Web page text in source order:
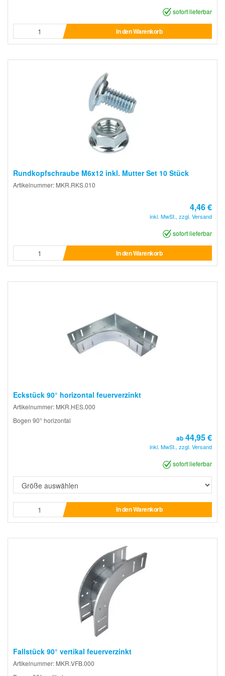
sofort lieferbar
In den Warenkorb
Rundkopfschraube M6x12 inkl. Mutter Set 10 Stück
Artikelnummer: MKR.RKS.010
4,46 €
inkl. MwSt., zzgl. Versand
sofort lieferbar
In den Warenkorb
Eckstück 90° horizontal feuerverzinkt
Artikelnummer: MKR.HES.000
Bogen 90° horizontal
ab 44,95 €
inkl. MwSt., zzgl. Versand
sofort lieferbar
In den Warenkorb
Fallstück 90° vertikal feuerverzinkt
Artikelnummer: MKR.VFB.000